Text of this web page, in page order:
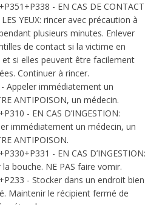
- EN CAS DE CONTACT
LES YEUX: rincer avec précaution à
plusieurs minutes. Enlever
de contact si la victime en
si elles peuvent être facilement
Continuer à rincer.
- Appeler immédiatement un
ANTIPOISON, un médecin.
- EN CAS D’INGESTION:
immédiatement un médecin, un
ANTIPOISON.
- EN CAS D’INGESTION:
la bouche. NE PAS faire vomir.
- Stocker dans un endroit bien
Maintenir le récipient fermé de